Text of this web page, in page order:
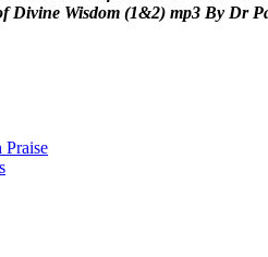
f Divine Wisdom (1&2) mp3 By Dr P